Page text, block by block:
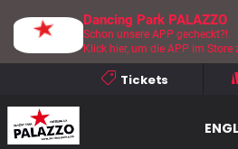
Tickets
Ungültige Parameter!
Events
Dancing Park PALAZZO
Schon unsere APP gecheckt?!
Klick hier, um die APP im Store